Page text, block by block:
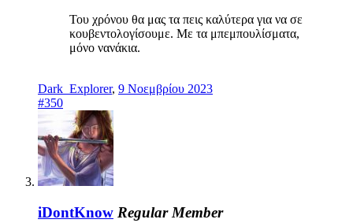
Του χρόνου θα μας τα πεις καλύτερα για να σε
κουβεντολογίσουμε. Με τα μπεμπουλίσματα,
μόνο νανάκια.
Dark_Explorer, 9 Νοεμβρίου 2023
#350
iDontKnow Regular Member